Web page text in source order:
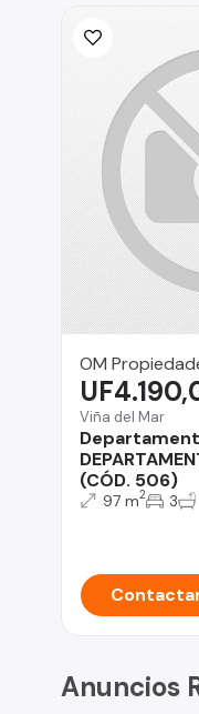
OM
Viña del Mar
(CÓD. 506)
97 m2 3
Anuncios